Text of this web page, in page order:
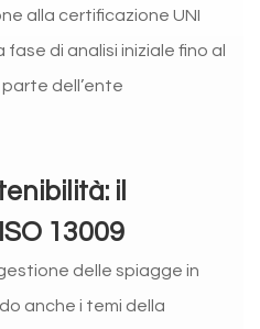
alla certificazione UNI
di analisi iniziale fino al
dell’ente
il
13009
delle spiagge in
anche i temi della